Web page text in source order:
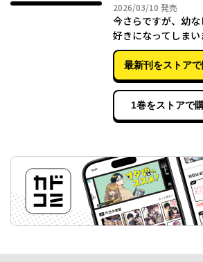
2026/03/10 2026年03月
発売
今さらですが、幼な
好きになってしまい
2
最新刊をストアで
1巻をストアで